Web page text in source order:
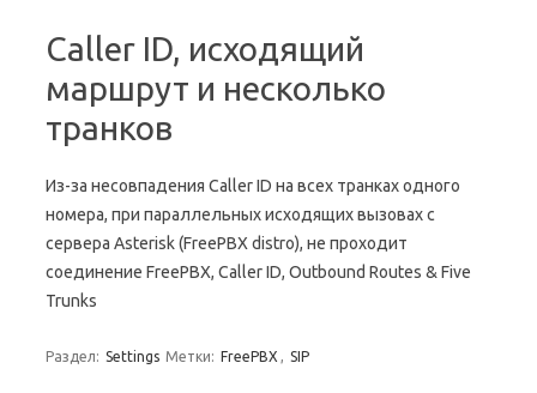
Caller ID, исходящий
маршрут и несколько
транков
Из-за несовпадения Caller ID на всех транках одного
номера, при параллельных исходящих вызовах с
сервера Asterisk (FreePBX distro), не проходит
соединение FreePBX, Caller ID, Outbound Routes & Five
Trunks
Раздел: Settings Метки: FreePBX , SIP